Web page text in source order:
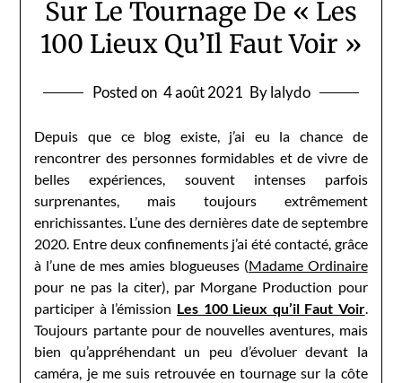
Sur Le Tournage De « Les
100 Lieux Qu’Il Faut Voir »
Posted on 4 août 2021 By lalydo
Depuis que ce blog existe, j’ai eu la chance de
rencontrer des personnes formidables et de vivre de
belles expériences, souvent intenses parfois
surprenantes, mais toujours extrêmement
enrichissantes. L’une des dernières date de septembre
2020. Entre deux confinements j’ai été contacté, grâce
à l’une de mes amies blogueuses (Madame Ordinaire
pour ne pas la citer), par Morgane Production pour
participer à l’émission Les 100 Lieux qu’il Faut Voir.
Toujours partante pour de nouvelles aventures, mais
bien qu’appréhendant un peu d’évoluer devant la
caméra, je me suis retrouvée en tournage sur la côte